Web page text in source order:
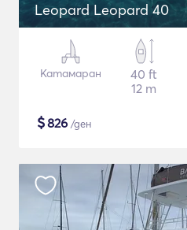
Leopard Leopard 40
Катамаран
40 ft
12 m
$826 /ден